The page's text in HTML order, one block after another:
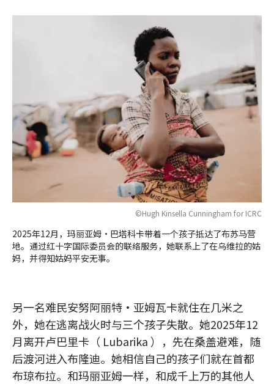
©Hugh Kinsella Cunningham for ICRC
2025年12月，玛丽亚姆·巴塔科卡带着一个孩子抵达了布苏马营
地。通过红十字国际委员会的联络服务，她联系上了在乌维拉的姑
妈，并得知姑妈平安无事。
另一名难民安努阿丽特·亚姆瓦卡就住在几米之
外，她在逃离战火时与三个孩子失散。她2025年12
月离开卢巴里卡（ Lubarika ），先在桑盖避难，随
后渡河进入布隆迪。她相信自己的孩子们就在首都
布琼布拉。和玛丽亚姆一样，和成千上万的其他人